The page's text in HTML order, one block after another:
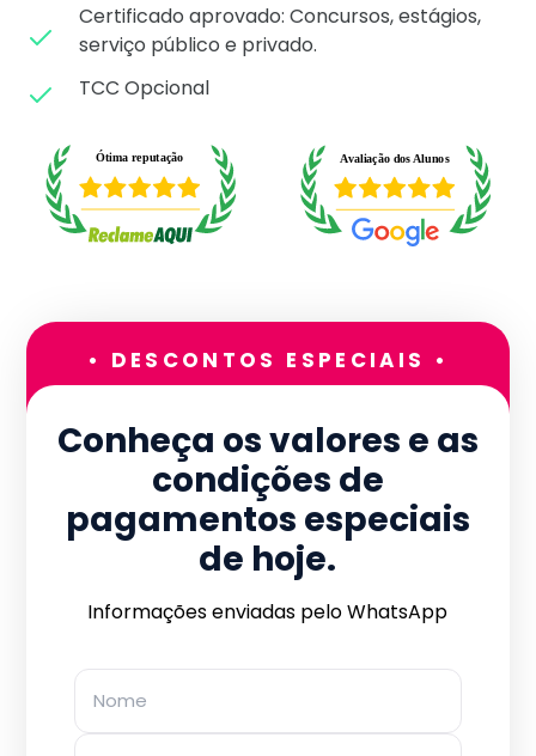
Certificado aprovado: Concursos, estágios,
serviço público e privado.
TCC Opcional
• DESCONTOS ESPECIAIS •
Conheça os valores e as
condições de
pagamentos especiais
de hoje.
Informações enviadas pelo WhatsApp